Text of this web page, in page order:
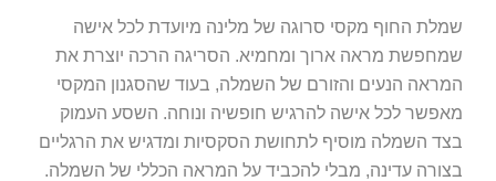
שמלת החוף מקסי סרוגה של מלינה מיועדת לכל אישה
שמחפשת מראה ארוך ומחמיא. הסריגה הרכה יוצרת את
המראה הנעים והזורם של השמלה, בעוד שהסגנון המקסי
מאפשר לכל אישה להרגיש חופשיה ונוחה. השסע העמוק
בצד השמלה מוסיף לתחושת הסקסיות ומדגיש את הרגליים
בצורה עדינה, מבלי להכביד על המראה הכללי של השמלה.